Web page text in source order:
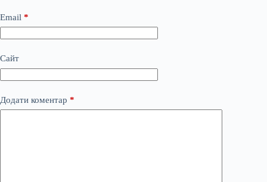
Email *
Сайт
Додати коментар *